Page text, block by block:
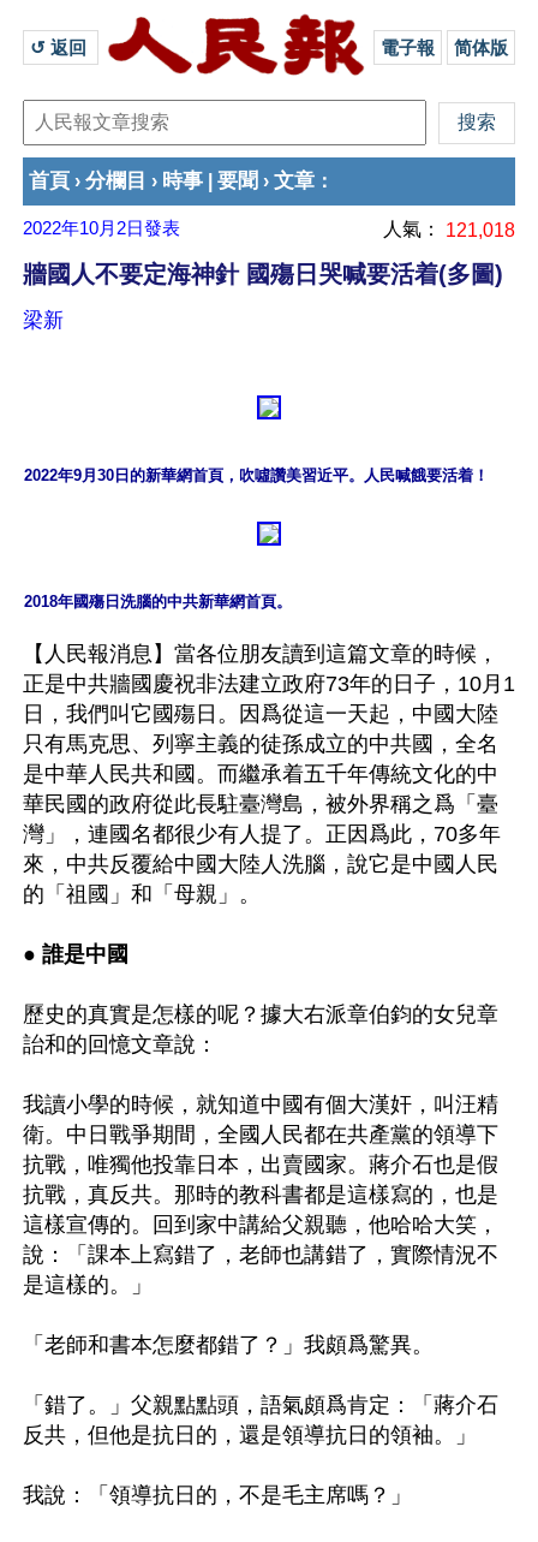
↺ 返回 電子報 简体版
首頁 › 分欄目 › 時事 要聞 › 文章 ：
2022年10月2日發表 人氣： 121,018
牆國人不要定海神針 國殤日哭喊要活着(多圖)
梁新
2022年9月30日的新華網首頁，吹噓讚美習近平。人民喊餓要活着！
2018年國殤日洗腦的中共新華網首頁。
【人民報消息】當各位朋友讀到這篇文章的時候，
正是中共牆國慶祝非法建立政府73年的日子，10月1
日，我們叫它國殤日。因爲從這一天起，中國大陸
只有馬克思、列寧主義的徒孫成立的中共國，全名
是中華人民共和國。而繼承着五千年傳統文化的中
華民國的政府從此長駐臺灣島，被外界稱之爲「臺
灣」，連國名都很少有人提了。正因爲此，70多年
來，中共反覆給中國大陸人洗腦，說它是中國人民
的「祖國」和「母親」。
● 誰是中國
歷史的真實是怎樣的呢？據大右派章伯鈞的女兒章
詒和的回憶文章說：
我讀小學的時候，就知道中國有個大漢奸，叫汪精
衛。中日戰爭期間，全國人民都在共產黨的領導下
抗戰，唯獨他投靠日本，出賣國家。蔣介石也是假
抗戰，真反共。那時的教科書都是這樣寫的，也是
這樣宣傳的。回到家中講給父親聽，他哈哈大笑，
說：「課本上寫錯了，老師也講錯了，實際情況不
是這樣的。」
「老師和書本怎麼都錯了？」我頗爲驚異。
「錯了。」父親點點頭，語氣頗爲肯定：「蔣介石
反共，但他是抗日的，還是領導抗日的領袖。」
我說：「領導抗日的，不是毛主席嗎？」